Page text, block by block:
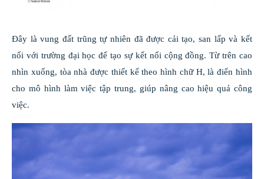
Đây là vung đất trũng tự nhiên đã được cải tạo, san lấp và kết
nối với trường đại học để tạo sự kết nối cộng đồng. Từ trên cao
nhìn xuống, tòa nhà được thiết kế theo hình chữ H, là điển hình
cho mô hình làm việc tập trung, giúp nâng cao hiệu quả công
việc.